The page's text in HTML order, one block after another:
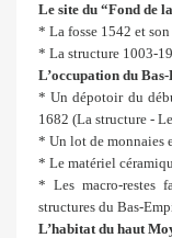
Le site du “Fond de
* La fosse 1542 et
* La structure 1003-
L’occupation du
* Un dépotoir du
1682 (La structure -
* Un lot de monnaies
* Le matériel
* Les macro-restes
structures du Bas-
L’habitat du haut